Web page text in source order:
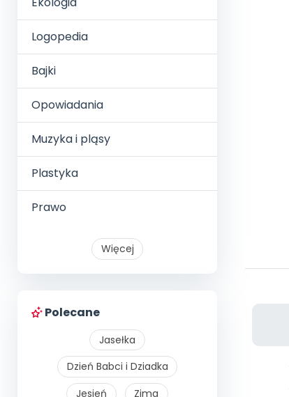
Logopedia
Bajki
Opowiadania
Muzyka i pląsy
Plastyka
Prawo
Więcej
Polecane
Jasełka
Dzień Babci i Dziadka
Jesień
Zima